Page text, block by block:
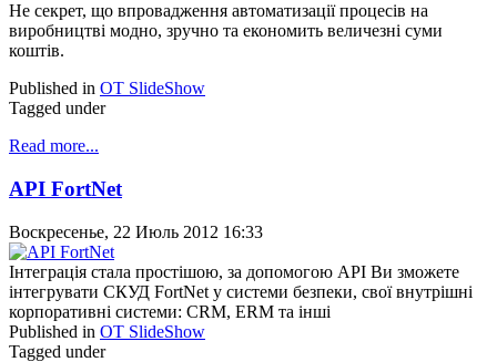
Не секрет, що впровадження автоматизації процесів на
виробництві модно, зручно та економить величезні суми
коштів.
Published in OT SlideShow
Tagged under
Read more...
API FortNet
Воскресенье, 22 Июль 2012 16:33
Інтеграція стала простішою, за допомогою API Ви зможете
інтегрувати СКУД FortNet у системи безпеки, свої внутрішні
корпоративні системи: CRM, ERM та інші
Published in OT SlideShow
Tagged under